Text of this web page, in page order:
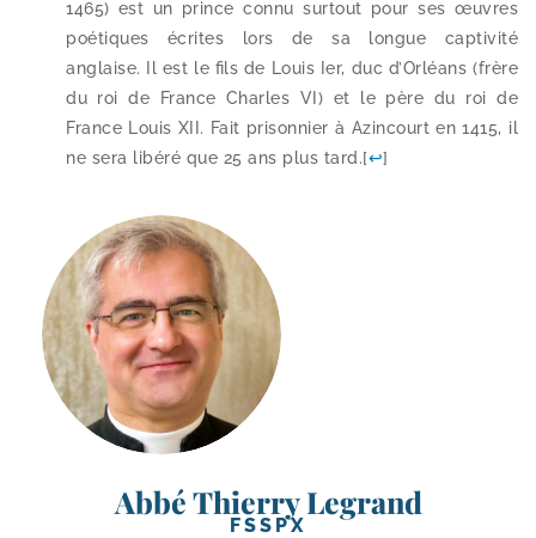
1465) est un prince connu sur­tout pour ses œuvres
poé­tiques écrites lors de sa longue cap­ti­vi­té
anglaise. Il est le fils de Louis Ier, duc d’Orléans (frère
du roi de France Charles VI) et le père du roi de
France Louis XII. Fait pri­son­nier à Azincourt en 1415, il
ne sera libé­ré que 25 ans plus tard.[↩]
Abbé Thierry Legrand
FSSPX